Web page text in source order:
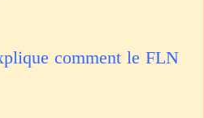
comment le FLN